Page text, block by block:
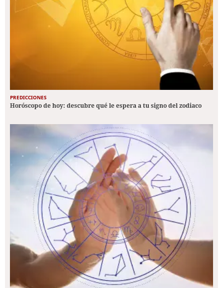
PREDICCIONES
Horóscopo de hoy: descubre qué le espera a tu signo del zodiaco